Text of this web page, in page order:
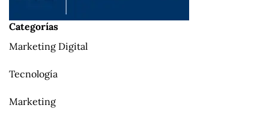
Categorías
Marketing Digital
Tecnología
Marketing